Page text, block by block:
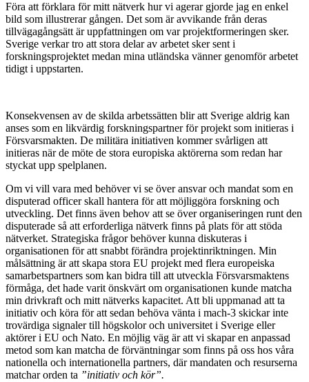
Föra att förklara för mitt nätverk hur vi agerar gjorde jag en enkel
bild som illustrerar gången. Det som är avvikande från deras
tillvägagångsätt är uppfattningen om var projektformeringen sker.
Sverige verkar tro att stora delar av arbetet sker sent i
forskningsprojektet medan mina utländska vänner genomför arbetet
tidigt i uppstarten.
Konsekvensen av de skilda arbetssätten blir att Sverige aldrig kan
anses som en likvärdig forskningspartner för projekt som initieras i
Försvarsmakten. De militära initiativen kommer svårligen att
initieras när de möte de stora europiska aktörerna som redan har
styckat upp spelplanen.
Om vi vill vara med behöver vi se över ansvar och mandat som en
disputerad officer skall hantera för att möjliggöra forskning och
utveckling. Det finns även behov att se över organiseringen runt den
disputerade så att erforderliga nätverk finns på plats för att stöda
nätverket. Strategiska frågor behöver kunna diskuteras i
organisationen för att snabbt förändra projektinriktningen. Min
målsättning är att skapa stora EU projekt med flera europeiska
samarbetspartners som kan bidra till att utveckla Försvarsmaktens
förmåga, det hade varit önskvärt om organisationen kunde matcha
min drivkraft och mitt nätverks kapacitet. Att bli uppmanad att ta
initiativ och köra för att sedan behöva vänta i mach-3 skickar inte
trovärdiga signaler till högskolor och universitet i Sverige eller
aktörer i EU och Nato. En möjlig väg är att vi skapar en anpassad
metod som kan matcha de förväntningar som finns på oss hos våra
nationella och internationella partners, där mandaten och resurserna
matchar orden ta ”initiativ och kör”.